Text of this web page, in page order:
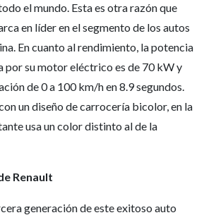
el mundo. Esta es otra razón que
en líder en el segmento de los autos
En cuanto al rendimiento, la potencia
por su motor eléctrico es de 70 kW y
de 0 a 100 km/h en 8.9 segundos.
un diseño de carrocería bicolor, en la
usa un color distinto al de la
Renault
generación de este exitoso auto